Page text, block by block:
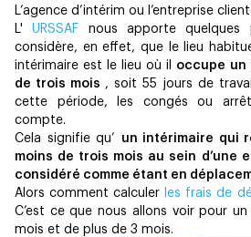
L’agence d’intérim ou l’entreprise
L'URSSAF nous apporte quelques
considère, en effet, que le lieu
intérimaire est le lieu où il occupe un
de trois mois , soit 55 jours de
cette période, les congés ou
compte.
Cela signifie qu’ un intérimaire qui
moins de trois mois au sein d’une
considéré comme étant en
Alors comment calculer les frais de
C’est ce que nous allons voir pour
mois et de plus de 3 mois.